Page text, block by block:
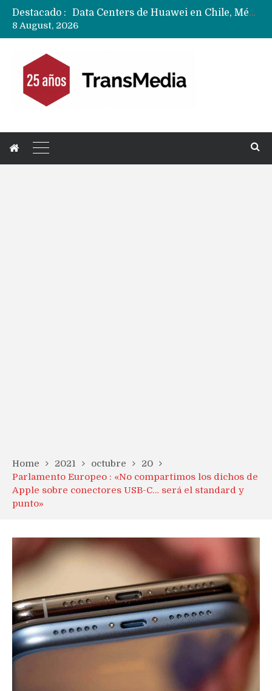
Destacado :
Data Centers de Huawei en Chile, México, Brasil,Perú y Argentina podrían verse afectados por arremetida de EE.UU
8 August, 2026
Home 2021 octubre
20
Parlamento Europeo : «No compartimos los dichos de
Apple sobre conectores USB-C… será el standard y
punto»